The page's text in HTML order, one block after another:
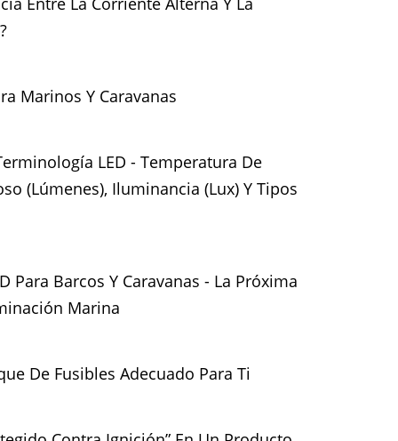
Marinos Y Caravanas
LED - Temperatura De
(Lúmenes), Iluminancia (Lux) Y Tipos
Para Barcos Y Caravanas - La Próxima
Marina
De Fusibles Adecuado Para Ti